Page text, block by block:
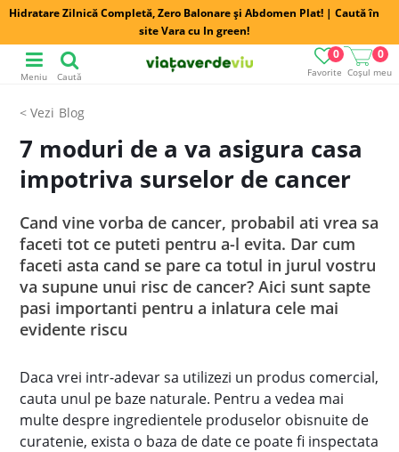
Hidratare Zilnică Completă, Zero Balonare și Abdomen Plat! | Caută în
site Vara cu In green!
Favorite
0
Coșul meu
0
Meniu Caută
Blog
7 moduri de a va asigura casa
impotriva surselor de cancer
Cand vine vorba de cancer, probabil ati vrea sa
faceti tot ce puteti pentru a-l evita. Dar cum
faceti asta cand se pare ca totul in jurul vostru
va supune unui risc de cancer? Aici sunt sapte
pasi importanti pentru a inlatura cele mai
evidente riscu
Daca vrei intr-adevar sa utilizezi un produs comercial,
cauta unul pe baze naturale. Pentru a vedea mai
multe despre ingredientele produselor obisnuite de
curatenie, exista o baza de date ce poate fi inspectata